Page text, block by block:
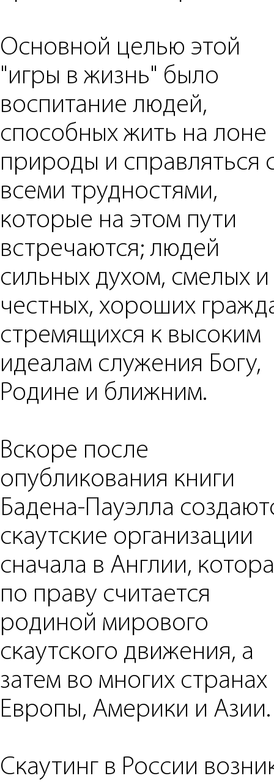
Основной целью этой
"игры в жизнь" было
воспитание людей,
способных жить на лоне
природы и справляться
всеми трудностями,
которые на этом пути
встречаются; людей
сильных духом, смелых и
честных, хороших
стремящихся к высоким
идеалам служения Богу,
Родине и ближним.
Вскоре после
опубликования книги
Бадена-Пауэлла
скаутские организации
сначала в Англии,
по праву считается
родиной мирового
скаутского движения, а
затем во многих странах
Европы, Америки и Азии.
Скаутинг в России